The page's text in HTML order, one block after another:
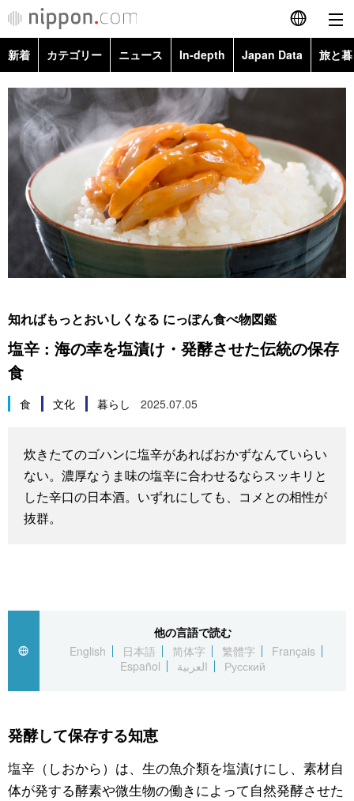
English
繁體字
Français
Español
العربية
カテゴリー
政治・外交
経済・ビジネス
社会
文化
暮らし
スポーツ・東京2020
ニュース
トップ
In-depth
旅と暮らし
動画/Live
Cinema
Topics
東京
お知らせ
公式SNS
新着 カテゴリー ニュース In-depth Japan Data 旅と
政治・外交
経済・ビジネス
国際・海外
社会
文化
スポーツ・東京2020
Topics
People
東京
お知らせ
知ればもっとおいしくなる にっぽん食べ物図鑑
塩辛 : 海の幸を塩漬け・発酵させた伝統の保存
食
食 文化 暮らし 2025.07.05
炊きたてのゴハンに塩辛があればおかずなんていらい
ない。濃厚なうま味の塩辛に合わせるならスッキリと
した辛口の日本酒。いずれにしても、コメとの相性が
抜群。
他の言語で読む
English
日本語 简体字 繁體字
Français
Español
العربية Русский
発酵して保存する知恵
塩辛（しおから）は、生の魚介類を塩漬けにし、素材自
体が発する酵素や微生物の働きによって自然発酵させた